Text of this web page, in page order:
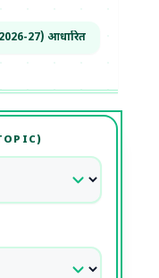
(2026-27) आधारित